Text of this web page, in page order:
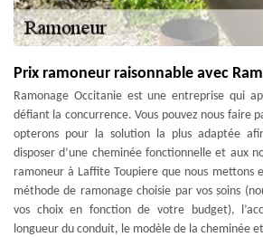
Prix ramoneur raisonnable avec
Ramonage Occitanie est une entreprise qui
défiant la concurrence. Vous pouvez nous faire
opterons pour la solution la plus adaptée
disposer d’une cheminée fonctionnelle et aux
ramoneur à Laffite Toupiere que nous mettons
méthode de ramonage choisie par vos soins
vos choix en fonction de votre budget),
longueur du conduit, le modèle de la cheminée